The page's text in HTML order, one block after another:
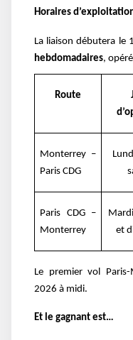
Horaires
La liaison débutera le
hebdomadaires,
Route
Monterrey –
Paris CDG
Paris CDG –
Monterrey
et
Le premier vol
2026 à midi.
Et le gagnant est…